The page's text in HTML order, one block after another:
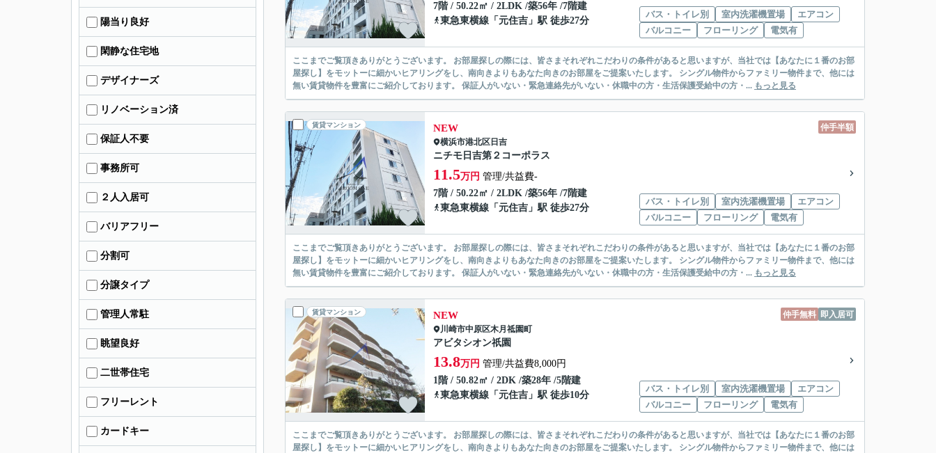
7階 / 50.22㎡ / 2LDK /築56年 /7階建
東急東横線 「 元住吉 」駅 徒歩27分
バス・トイレ別 室内洗濯機置場
エアコン
バルコニー
フローリング 電気有
ここまでご覧頂きありがとうございます。 お部屋探しの際には、皆さまそれぞれこだわりの条件があると思いますが、当社では【あなたに１番のお部
屋探し】をモットーに細かいヒアリングをし、南向きよりもあなた向きのお部屋をご提案いたします。 シングル物件からファミリー物件まで、他には
無い賃貸物件を豊富にご紹介しております。 保証人がいない・緊急連絡先がいない・休職中の方・生活保護受給中の方・... もっと見る
賃貸マンション 仲手半額
NEW
横浜市港北区 日吉
ニチモ日吉第２コーポラス
11.5万円 管理/共益費-
7階 / 50.22㎡ / 2LDK /築56年 /7階建
東急東横線 「 元住吉 」駅 徒歩27分
バス・トイレ別 室内洗濯機置場
エアコン
バルコニー
フローリング 電気有
ここまでご覧頂きありがとうございます。 お部屋探しの際には、皆さまそれぞれこだわりの条件があると思いますが、当社では【あなたに１番のお部
屋探し】をモットーに細かいヒアリングをし、南向きよりもあなた向きのお部屋をご提案いたします。 シングル物件からファミリー物件まで、他には
無い賃貸物件を豊富にご紹介しております。 保証人がいない・緊急連絡先がいない・休職中の方・生活保護受給中の方・... もっと見る
賃貸マンション 仲手無料 即入居可
NEW
川崎市中原区木月祗園町
アビタシオン祇園
13.8万円 管理/共益費8,000円
1階 / 50.82㎡ / 2DK /築28年 /5階建
東急東横線 「 元住吉 」駅 徒歩10分
バス・トイレ別 室内洗濯機置場
エアコン
バルコニー
フローリング 電気有
ここまでご覧頂きありがとうございます。 お部屋探しの際には、皆さまそれぞれこだわりの条件があると思いますが、当社では【あなたに１番のお部
屋探し】をモットーに細かいヒアリングをし、南向きよりもあなた向きのお部屋をご提案いたします。 シングル物件からファミリー物件まで、他には
陽当り良好
閑静な住宅地
デザイナーズ
リノベーション済
保証人不要
事務所可
２人入居可
バリアフリー
分割可
分譲タイプ
管理人常駐
眺望良好
二世帯住宅
フリーレント
カードキー